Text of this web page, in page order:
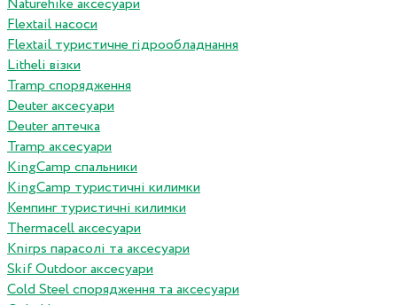
Naturehike аксесуари
Flextail насоси
Flextail туристичне гідрообладнання
Litheli візки
Tramp спорядження
Deuter аксесуари
Deuter аптечка
Tramp аксесуари
KingCamp спальники
KingCamp туристичні килимки
Кемпинг туристичні килимки
Thermacell аксесуари
Knirps парасолі та аксесуари
Skif Outdoor аксесуари
Cold Steel спорядження та аксесуари